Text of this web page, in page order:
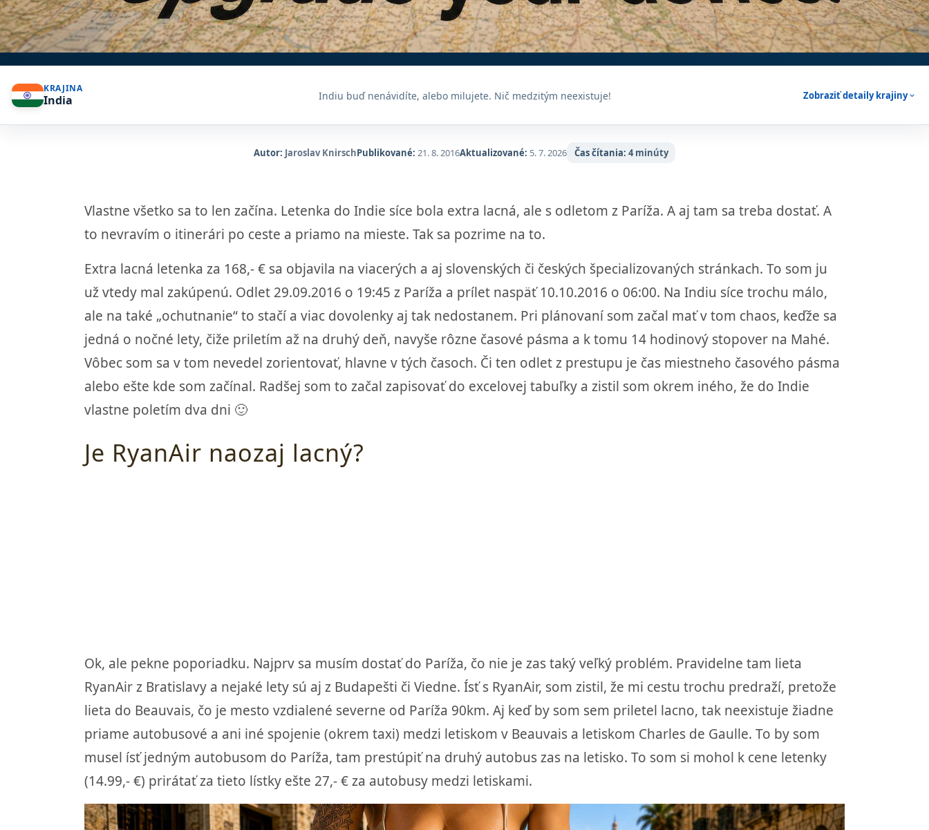
KRAJINA
India Indiu buď nenávidíte, alebo milujete. Nič medzitým neexistuje! Zobraziť detaily krajinyexpand_more
Autor: Jaroslav KnirschPublikované: 21. 8. 2016Aktualizované: 5. 7. 2026 Čas čítania: 4 minúty
Vlastne všetko sa to len začína. Letenka do Indie síce bola extra lacná, ale s odletom z Paríža. A aj tam sa treba dostať. A
to nevravím o itinerári po ceste a priamo na mieste. Tak sa pozrime na to.
Extra lacná letenka za 168,- € sa objavila na viacerých a aj slovenských či českých špecializovaných stránkach. To som ju
už vtedy mal zakúpenú. Odlet 29.09.2016 o 19:45 z Paríža a prílet naspäť 10.10.2016 o 06:00. Na Indiu síce trochu málo,
ale na také „ochutnanie“ to stačí a viac dovolenky aj tak nedostanem. Pri plánovaní som začal mať v tom chaos, keďže sa
jedná o nočné lety, čiže priletím až na druhý deň, navyše rôzne časové pásma a k tomu 14 hodinový stopover na Mahé.
Vôbec som sa v tom nevedel zorientovať, hlavne v tých časoch. Či ten odlet z prestupu je čas miestneho časového pásma
alebo ešte kde som začínal. Radšej som to začal zapisovať do excelovej tabuľky a zistil som okrem iného, že do Indie
vlastne poletím dva dni 🙂
Je RyanAir naozaj lacný?
Ok, ale pekne poporiadku. Najprv sa musím dostať do Paríža, čo nie je zas taký veľký problém. Pravidelne tam lieta
RyanAir z Bratislavy a nejaké lety sú aj z Budapešti či Viedne. Ísť s RyanAir, som zistil, že mi cestu trochu predraží, pretože
lieta do Beauvais, čo je mesto vzdialené severne od Paríža 90km. Aj keď by som sem priletel lacno, tak neexistuje žiadne
priame autobusové a ani iné spojenie (okrem taxi) medzi letiskom v Beauvais a letiskom Charles de Gaulle. To by som
musel ísť jedným autobusom do Paríža, tam prestúpiť na druhý autobus zas na letisko. To som si mohol k cene letenky
(14.99,- €) prirátať za tieto lístky ešte 27,- € za autobusy medzi letiskami.